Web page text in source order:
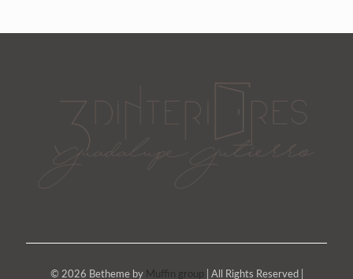
© 2026 Betheme by Muffin group | All Rights Reserved |